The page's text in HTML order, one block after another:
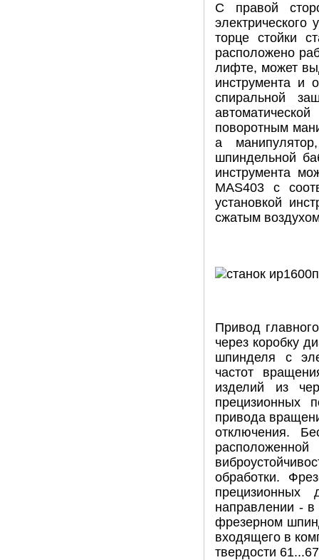
С правой
торце стойки
расположено
лифте, может
инструмента и
спиральной
поворотным
а
шпиндельной
инструмента
MAS403 с
установкой
сжатым
Привод
через коробку
шпинделя с
частот
изделий из
прецизионных
привода
отключения.
обработки.
прецизионных
направлении -
фрезерном
входящего в
твердости